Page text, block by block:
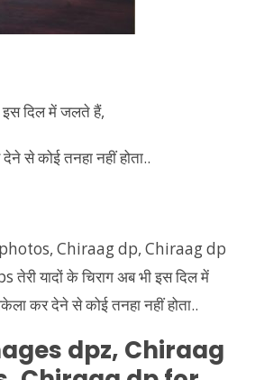
दिल में जलते हैं,
से कोई तनहा नहीं होता..
dpz, Chiraag